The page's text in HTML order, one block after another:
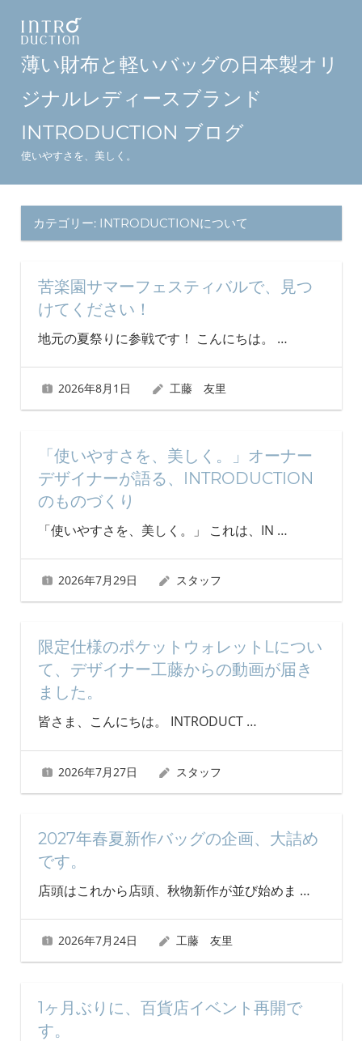
薄い財布と軽いバッグの日本製オリ
ジナルレディースブランド
INTRODUCTION ブログ
使いやすさを、美しく。
カテゴリー: INTRODUCTIONについて
苦楽園サマーフェスティバルで、見つ
けてください！
地元の夏祭りに参戦です！ こんにちは。 …
2026年8月1日 工藤 友里
「使いやすさを、美しく。」オーナー
デザイナーが語る、INTRODUCTION
のものづくり
「使いやすさを、美しく。」 これは、IN …
2026年7月29日 スタッフ
限定仕様のポケットウォレットLについ
て、デザイナー工藤からの動画が届き
ました。
皆さま、こんにちは。 INTRODUCT …
2026年7月27日 スタッフ
2027年春夏新作バッグの企画、大詰め
です。
店頭はこれから店頭、秋物新作が並び始めま …
2026年7月24日 工藤 友里
1ヶ月ぶりに、百貨店イベント再開で
す。